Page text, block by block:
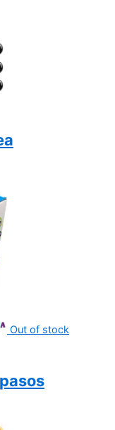
Out of stock